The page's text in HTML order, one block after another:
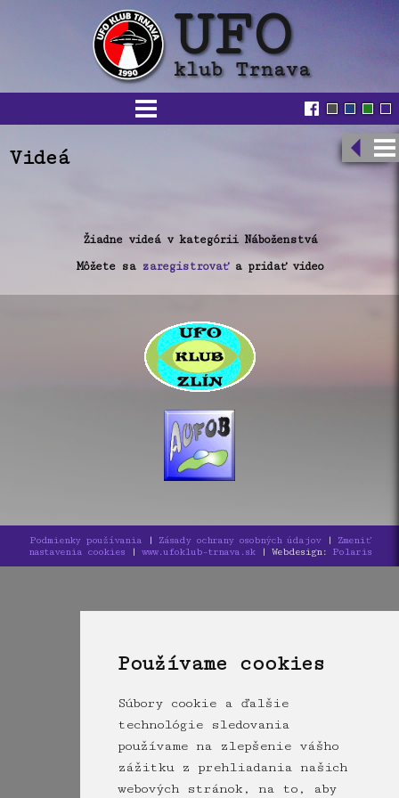
Používame cookies
Súbory cookie a ďalšie
technológie sledovania
používame na zlepšenie vášho
zážitku z prehliadania našich
webových stránok, na to, aby
Videá
Žiadne videá v kategórii Náboženstvá
Môžete sa zaregistrovaťa pridať video
Podmienky používania| Zásady ochrany osobných údajov|
Zmeniť
nastavenia cookies| www.ufoklub-trnava.sk| Webdesign: Polaris